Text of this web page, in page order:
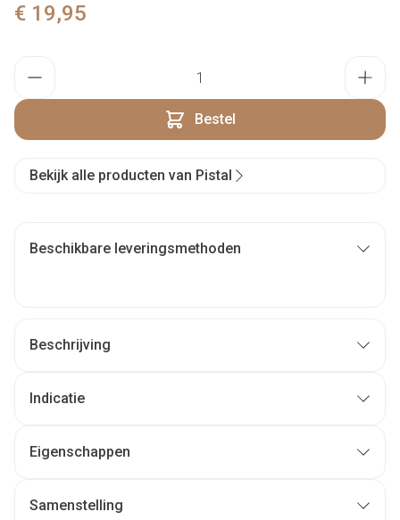
€ 19,95
Bestel
Bekijk alle producten van Pistal
Beschikbare leveringsmethoden
Beschrijving
Indicatie
Eigenschappen
Samenstelling